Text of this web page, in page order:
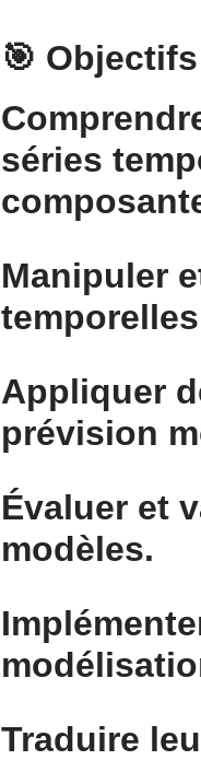
🎯
séries
Manipuler
Appliquer
prévision
Évaluer et
modèles.
Traduire